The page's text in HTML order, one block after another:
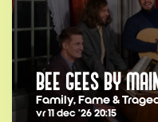
BEE GEES BY
Family, Fame &
vr 11 dec ’2620:15